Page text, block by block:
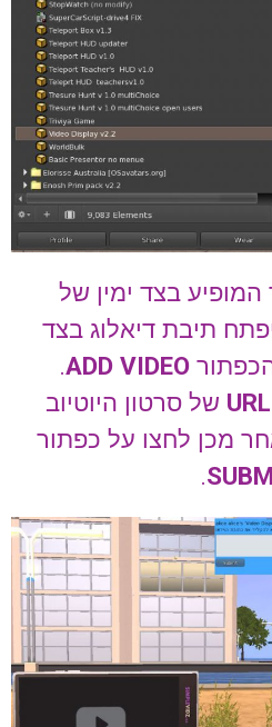
בצד ימין של
תיבת דיאלוג בצד
ADD VIDEO
.
URL של סרטון היוטיוב
מכן לחצו על כפתור
.